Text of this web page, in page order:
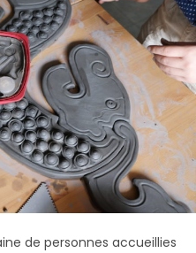
de personnes accueillies